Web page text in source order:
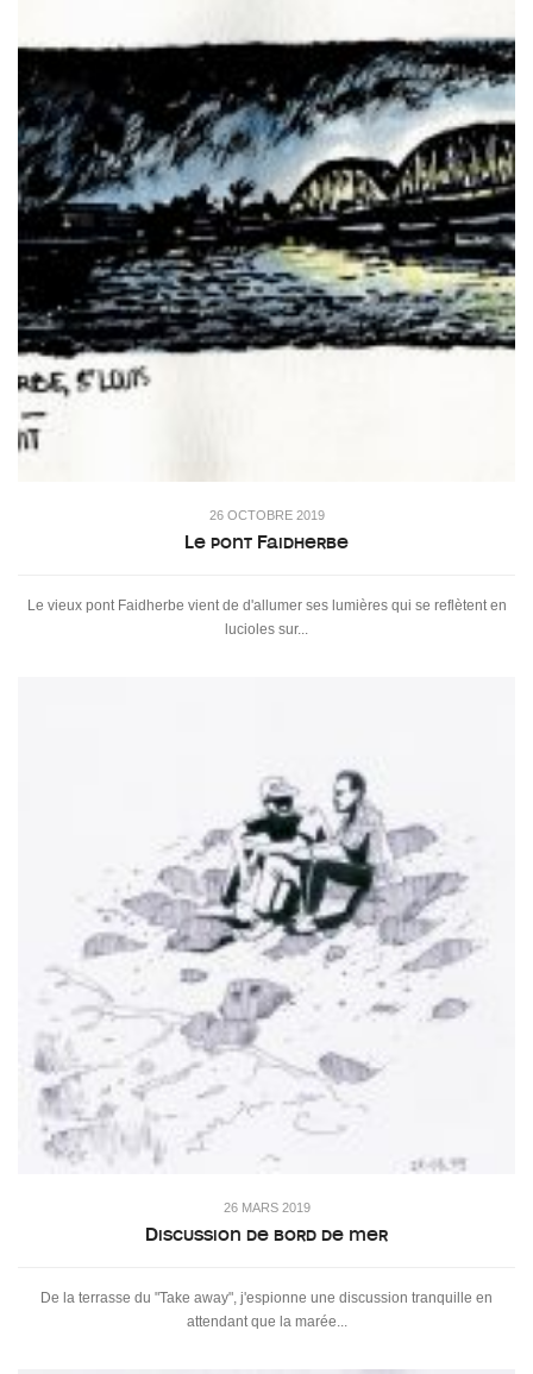
26 OCTOBRE 2019
Le pont Faidherbe
Le vieux pont Faidherbe vient de d'allumer ses lumières qui se reflètent en
lucioles sur...
26 MARS 2019
Discussion de bord de mer
De la terrasse du "Take away", j'espionne une discussion tranquille en
attendant que la marée...